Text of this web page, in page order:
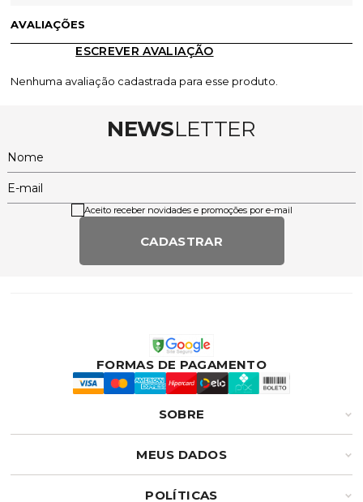
AVALIAÇÕES
ESCREVER AVALIAÇÃO
Nenhuma avaliação cadastrada para esse produto.
NEWSLETTER
Nome
E-mail
CADASTRAR
Aceito receber novidades e promoções por e-mail
FORMAS DE PAGAMENTO
SOBRE
MEUS DADOS
POLÍTICAS